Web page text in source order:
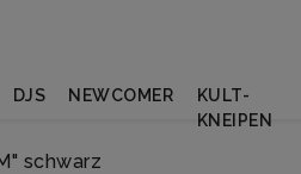
schwarz
DJS NEWCOMER
KULT-
KNEIPEN